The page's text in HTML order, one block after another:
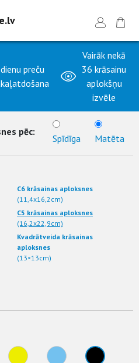
preču
Vairāk nekā
36 krāsainu
aplokšņu
izvēle
pēc:
Spīdīga Matēta
C6 krāsainas aploksnes
(11,4x16,2cm)
C5 krāsainas aploksnes
(16,2x22,9cm)
Kvadrātveida krāsainas
aploksnes
(13×13cm)